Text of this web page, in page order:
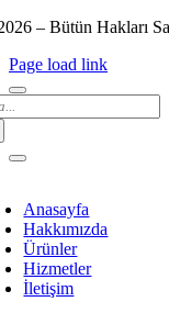
– Bütün Hakları
Page load link
Anasayfa
Hakkımızda
Ürünler
Hizmetler
İletişim